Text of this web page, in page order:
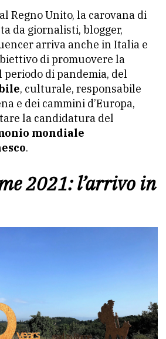
Regno Unito, la carovana di
da giornalisti, blogger,
arriva anche in Italia e
di promuovere la
di pandemia, del
, culturale, responsabile
e dei cammini d’Europa,
la candidatura del
mondiale
.
2021: l’arrivo in